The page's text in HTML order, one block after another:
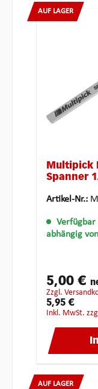
AUF LAGER
Multipick
Spanner
Artikel-Nr.:
Verfügbar
abhängig
5,00 €
zzgl.
5,95 €
inkl. MwSt.
AUF LAGER